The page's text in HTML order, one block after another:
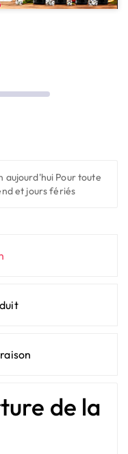
aujourd'hui Pour toute
et jours fériés
de la